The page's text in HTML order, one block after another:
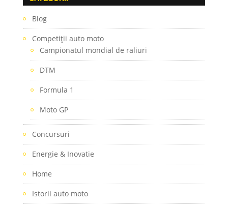
Blog
Competiţii auto moto
Campionatul mondial de raliuri
DTM
Formula 1
Moto GP
Concursuri
Energie & Inovatie
Home
Istorii auto moto